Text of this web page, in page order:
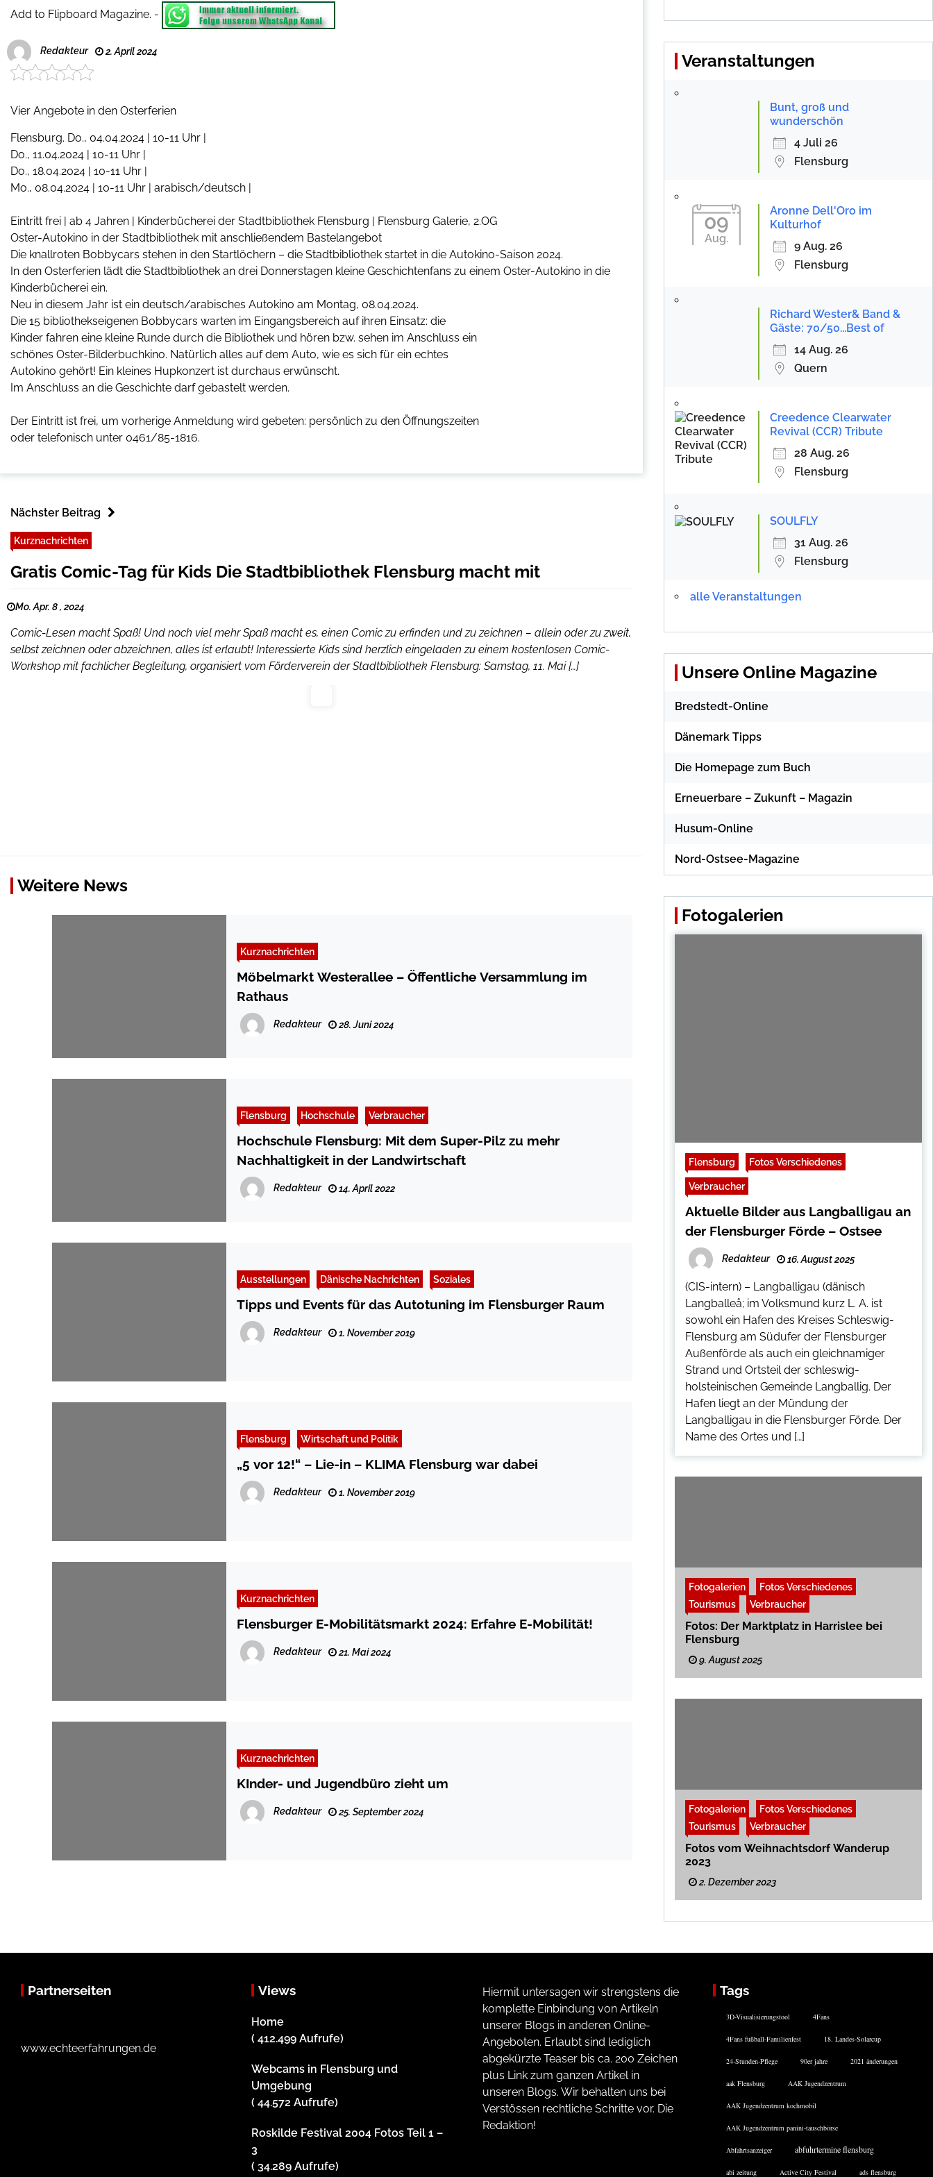
Add to Flipboard Magazine. -
Redakteur 2. April 2024
Vier Angebote in den Osterferien
Flensburg. Do., 04.04.2024 | 10-11 Uhr |
Do., 11.04.2024 | 10-11 Uhr |
Do., 18.04.2024 | 10-11 Uhr |
Mo., 08.04.2024 | 10-11 Uhr | arabisch/deutsch |
Eintritt frei | ab 4 Jahren | Kinderbücherei der Stadtbibliothek Flensburg | Flensburg Galerie, 2.OG
Oster-Autokino in der Stadtbibliothek mit anschließendem Bastelangebot
Die knallroten Bobbycars stehen in den Startlöchern – die Stadtbibliothek startet in die Autokino-Saison 2024.
In den Osterferien lädt die Stadtbibliothek an drei Donnerstagen kleine Geschichtenfans zu einem Oster-Autokino in die
Kinderbücherei ein.
Neu in diesem Jahr ist ein deutsch/arabisches Autokino am Montag, 08.04.2024.
Die 15 bibliothekseigenen Bobbycars warten im Eingangsbereich auf ihren Einsatz: die
Kinder fahren eine kleine Runde durch die Bibliothek und hören bzw. sehen im Anschluss ein
schönes Oster-Bilderbuchkino. Natürlich alles auf dem Auto, wie es sich für ein echtes
Autokino gehört! Ein kleines Hupkonzert ist durchaus erwünscht.
Im Anschluss an die Geschichte darf gebastelt werden.
Der Eintritt ist frei, um vorherige Anmeldung wird gebeten: persönlich zu den Öffnungszeiten
oder telefonisch unter 0461/85-1816.
Nächster Beitrag
Kurznachrichten
Gratis Comic-Tag für Kids Die Stadtbibliothek Flensburg macht mit
Mo. Apr. 8 , 2024
Comic-Lesen macht Spaß! Und noch viel mehr Spaß macht es, einen Comic zu erfinden und zu zeichnen – allein oder zu zweit,
selbst zeichnen oder abzeichnen, alles ist erlaubt! Interessierte Kids sind herzlich eingeladen zu einem kostenlosen Comic-
Workshop mit fachlicher Begleitung, organisiert vom Förderverein der Stadtbibliothek Flensburg: Samstag, 11. Mai […]
Weitere News
Kurznachrichten
Möbelmarkt Westerallee – Öffentliche Versammlung im
Rathaus
Redakteur 28. Juni 2024
Flensburg Hochschule Verbraucher
Hochschule Flensburg: Mit dem Super-Pilz zu mehr
Nachhaltigkeit in der Landwirtschaft
Redakteur 14. April 2022
Ausstellungen Dänische Nachrichten Soziales
Tipps und Events für das Autotuning im Flensburger Raum
Redakteur 1. November 2019
Flensburg Wirtschaft und Politik
„5 vor 12!“ – Lie-in – KLIMA Flensburg war dabei
Redakteur 1. November 2019
Kurznachrichten
Flensburger E-Mobilitätsmarkt 2024: Erfahre E-Mobilität!
Redakteur 21. Mai 2024
Kurznachrichten
KInder- und Jugendbüro zieht um
Redakteur 25. September 2024
Veranstaltungen
Bunt, groß und
wunderschön
4 Juli 26
Flensburg
09
Aug.
Aronne Dell'Oro im
Kulturhof
9 Aug. 26
Flensburg
Richard Wester& Band &
Gäste: 70/50...Best of
14 Aug. 26
Quern
Creedence Clearwater
Revival (CCR) Tribute
28 Aug. 26
Flensburg
SOULFLY
31 Aug. 26
Flensburg
alle Veranstaltungen
Unsere Online Magazine
Bredstedt-Online
Dänemark Tipps
Die Homepage zum Buch
Erneuerbare – Zukunft – Magazin
Husum-Online
Nord-Ostsee-Magazine
Fotogalerien
Flensburg Fotos Verschiedenes
Verbraucher
Aktuelle Bilder aus Langballigau an
der Flensburger Förde – Ostsee
Redakteur 16. August 2025
(CIS-intern) – Langballigau (dänisch
Langballeå; im Volksmund kurz L. A. ist
sowohl ein Hafen des Kreises Schleswig-
Flensburg am Südufer der Flensburger
Außenförde als auch ein gleichnamiger
Strand und Ortsteil der schleswig-
holsteinischen Gemeinde Langballig. Der
Hafen liegt an der Mündung der
Langballigau in die Flensburger Förde. Der
Name des Ortes und […]
Fotogalerien
Fotos Verschiedenes
Tourismus
Verbraucher
Fotos: Der Marktplatz in Harrislee bei
Flensburg
9. August 2025
Fotogalerien
Fotos Verschiedenes
Tourismus
Verbraucher
Fotos vom Weihnachtsdorf Wanderup
2023
2. Dezember 2023
Partnerseiten
www.echteerfahrungen.de
Views
Home
( 412.499 Aufrufe)
Webcams in Flensburg und
Umgebung
( 44.572 Aufrufe)
Roskilde Festival 2004 Fotos Teil 1 –
3
( 34.289 Aufrufe)
Hiermit untersagen wir strengstens die
komplette Einbindung von Artikeln
unserer Blogs in anderen Online-
Angeboten. Erlaubt sind lediglich
abgekürzte Teaser bis ca. 200 Zeichen
plus Link zum ganzen Artikel in
unseren Blogs. Wir behalten uns bei
Verstössen rechtliche Schritte vor. Die
Redaktion!
Tags
3D-Visualisierungstool 4Fans
4Fans fußball-Familienfest 18. Landes-Solarcup
24-Stunden-Pflege 90er jahre 2021 änderungen
aak Flensburg AAK Jugendzentrum
AAK Jugendzentrum kochmobil
AAK Jugendzentrum panini-tauschbörse
Abfahrtsanzeiger abfuhrtermine flensburg
abi zeitung Active City Festival ads flensburg